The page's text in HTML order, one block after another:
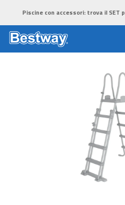
Piscine con accessori: trova il